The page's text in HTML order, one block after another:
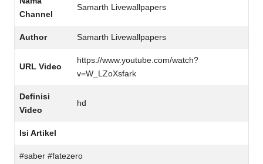
Channel
Samarth Livewallpapers
Author Samarth Livewallpapers
URL Video
https://www.youtube.com/watch?
v=W_LZoXsfark
Definisi
Video
hd
Isi Artikel
#saber #fatezero